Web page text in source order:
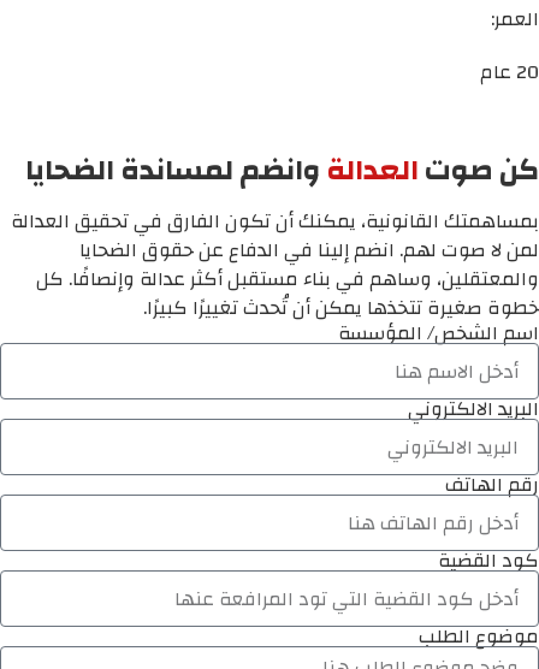
العمر:
20 عام
كن صوتالعدالةوانضم لمساندة الضحايا
بمساهمتك القانونية، يمكنك أن تكون الفارق في تحقيق العدالة
لمن لا صوت لهم. انضم إلينا في الدفاع عن حقوق الضحايا
والمعتقلين، وساهم في بناء مستقبل أكثر عدالة وإنصافًا. كل
خطوة صغيرة تتخذها يمكن أن تُحدث تغييرًا كبيرًا.
اسم الشخص/ المؤسسة
البريد الالكتروني
رقم الهاتف
كود القضية
موضوع الطلب